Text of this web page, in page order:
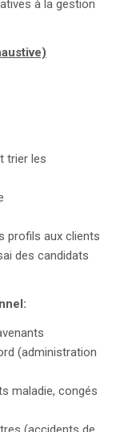
à la gestion
trier les
profils aux clients
des candidats
(administration
maladie, congés